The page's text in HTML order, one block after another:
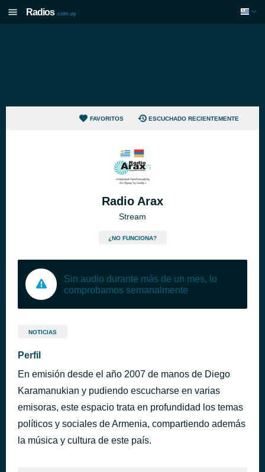
Radios .com.uy
FAVORITOS ESCUCHADO RECIENTEMENTE
Radio Arax
Stream
¿NO FUNCIONA?
Sin audio durante más de un mes, lo
comprobamos semanalmente
NOTICIAS
Perfil
En emisión desde el año 2007 de manos de Diego
Karamanukian y pudiendo escucharse en varias
emisoras, este espacio trata en profundidad los temas
políticos y sociales de Armenia, compartiendo además
la música y cultura de este país.